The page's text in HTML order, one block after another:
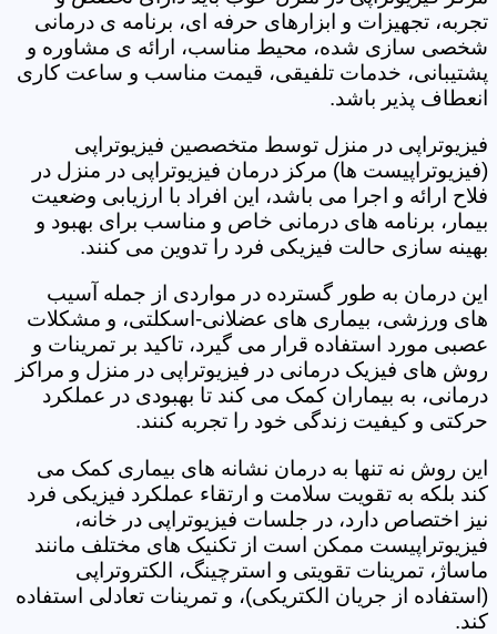
تجربه، تجهیزات و ابزارهای حرفه ای، برنامه ی درمانی
شخصی سازی شده، محیط مناسب، ارائه ی مشاوره و
پشتیبانی، خدمات تلفیقی، قیمت مناسب و ساعت کاری
انعطاف پذیر باشد.
فیزیوتراپی در منزل توسط متخصصین فیزیوتراپی
(فیزیوتراپیست ها) مرکز درمان فیزیوتراپی در منزل در
فلاح ارائه و اجرا می باشد، این افراد با ارزیابی وضعیت
بیمار، برنامه های درمانی خاص و مناسب برای بهبود و
بهینه سازی حالت فیزیکی فرد را تدوین می کنند.
این درمان به طور گسترده در مواردی از جمله آسیب
های ورزشی، بیماری های عضلانی-اسکلتی، و مشکلات
عصبی مورد استفاده قرار می گیرد، تاکید بر تمرینات و
روش های فیزیک درمانی در فیزیوتراپی در منزل و مراکز
درمانی، به بیماران کمک می کند تا بهبودی در عملکرد
حرکتی و کیفیت زندگی خود را تجربه کنند.
این روش نه تنها به درمان نشانه های بیماری کمک می
کند بلکه به تقویت سلامت و ارتقاء عملکرد فیزیکی فرد
نیز اختصاص دارد، در جلسات فیزیوتراپی در خانه،
فیزیوتراپیست ممکن است از تکنیک های مختلف مانند
ماساژ، تمرینات تقویتی و استرچینگ، الکتروتراپی
(استفاده از جریان الکتریکی)، و تمرینات تعادلی استفاده
کند.